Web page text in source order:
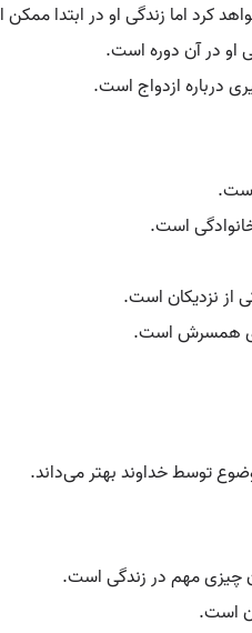
کرد اما زندگی او در ابتدا
او در آن دوره است.
درباره ازدواج است.
است.
از نزدیکان است.
همسرش است.
توسط خداوند بهتر می‌داند.
چیزی مهم در زندگی است.
است.